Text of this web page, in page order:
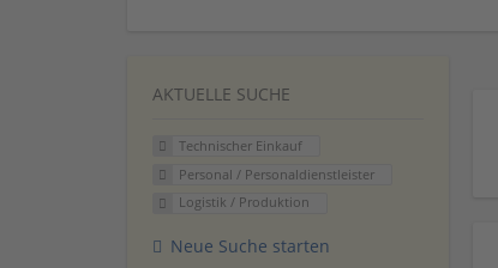
AKTUELLE SUCHE
Technischer Einkauf
Personal / Personaldienstleister
Logistik / Produktion
Neue Suche starten